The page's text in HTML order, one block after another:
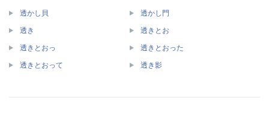
透かし貝 透かし門
透き 透きとお
透きとおっ 透きとおった
透きとおって 透き影